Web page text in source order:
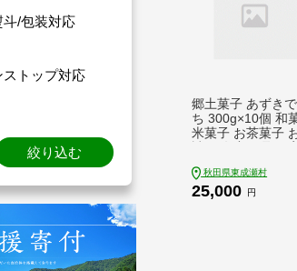
/包装対応
トップ対応
絞り込む
郷土菓子 あずき
ち 300g×10個 和
米菓子 お茶菓子 お
秋田県東成瀬村
25,000 円